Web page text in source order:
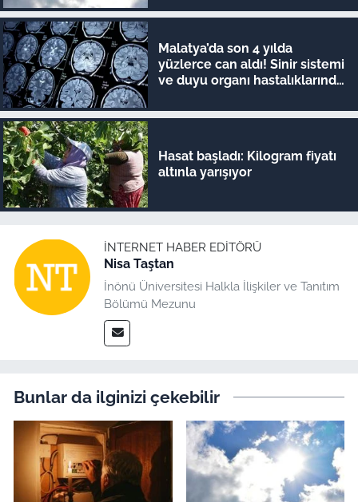
Malatya’da son 4 yılda
yüzlerce can aldı! Sinir sistemi
ve duyu organı hastalıklarında
Hasat başladı: Kilogram fiyatı
altınla yarışıyor
İNTERNET HABER EDITÖRÜ
Nisa Taştan
İnönü Üniversitesi Halkla İlişkiler ve Tanıtım
Bölümü Mezunu
Bunlar da ilginizi çekebilir